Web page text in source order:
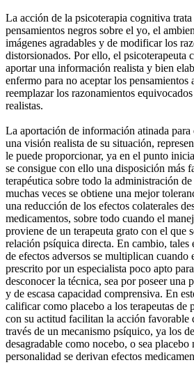
La acción de la psicoterapia cognitiva
pensamientos negros sobre el yo, el
imágenes agradables y de modificar los
distorsionados. Por ello, el psicoterapeuta
aportar una información realista y bien
enfermo para no aceptar los pensamientos
reemplazar los razonamientos
realistas.
La aportación de información atinada
una visión realista de su situación,
le puede proporcionar, ya en el punto
se consigue con ello una disposición más
terapéutica sobre todo la administración
muchas veces se obtiene una mejor
una reducción de los efectos colaterales
medicamentos, sobre todo cuando el
proviene de un terapeuta grato con el que
relación psíquica directa. En cambio, tales
de efectos adversos se multiplican cuando
prescrito por un especialista poco apto
desconocer la técnica, sea por poseer una
y de escasa capacidad comprensiva. En
calificar como placebo a los terapeutas de
con su actitud facilitan la acción favorable
través de un mecanismo psíquico, ya los
desagradable como nocebo, o sea placebo
personalidad se derivan efectos